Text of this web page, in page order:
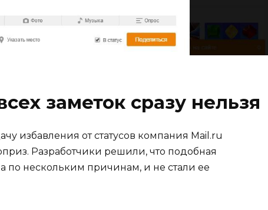
заметок сразу нельзя
избавления от статусов компания Mail.ru
Разработчики решили, что подобная
по нескольким причинам, и не стали ее